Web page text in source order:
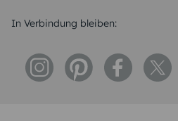
In Verbindung bleiben: